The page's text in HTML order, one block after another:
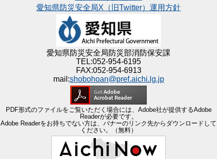
愛知県防災安全局X（旧Twitter）運用方針
愛知県防災安全局防災部消防保安課
TEL:052-954-6195
FAX:052-954-6913
mail:shobohoan@pref.aichi.lg.jp
PDF形式のファイルをご覧いただく場合には、Adobe社が提供するAdobe
Readerが必要です。
Adobe Readerをお持ちでない方は、バナーのリンク先からダウンロードして
ください。（無料）